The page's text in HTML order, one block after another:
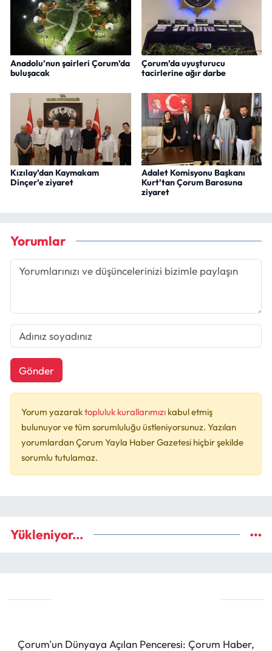
Anadolu’nun şairleri Çorum’da
buluşacak
Çorum’da uyuşturucu
tacirlerine ağır darbe
Kızılay’dan Kaymakam
Dinçer’e ziyaret
Adalet Komisyonu Başkanı
Kurt’tan Çorum Barosuna
ziyaret
Yorumlar
Gönder
Yorum yazaraktopluluk kurallarımızı kabul etmiş
bulunuyor ve tüm sorumluluğu üstleniyorsunuz. Yazılan
yorumlardan Çorum Yayla Haber Gazetesi hiçbir şekilde
sorumlu tutulamaz.
Yükleniyor...
Çorum'un Dünyaya Açılan Penceresi: Çorum Haber,